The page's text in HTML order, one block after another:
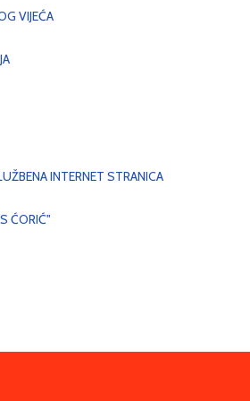
VIJEĆA
INTERNET STRANICA
ĆORIĆ"